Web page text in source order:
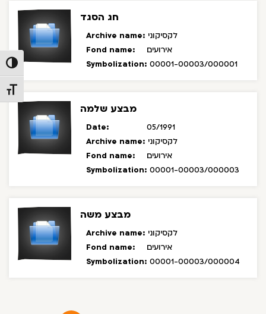
Toggle High Contrast
Toggle Font size
חג הסגד
Archive name: לקסיקוני
Fond name:
אירועים
Symbolization: 00001-00003/000001
מבצע שלמה
Date:
05/1991
Archive name: לקסיקוני
Fond name:
אירועים
Symbolization: 00001-00003/000003
מבצע משה
Archive name: לקסיקוני
Fond name:
אירועים
Symbolization: 00001-00003/000004